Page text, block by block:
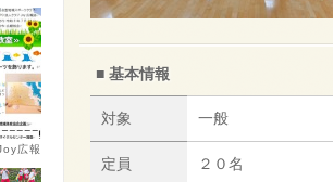
■ 基本情報
対象 一般
定員 ２０名
広報